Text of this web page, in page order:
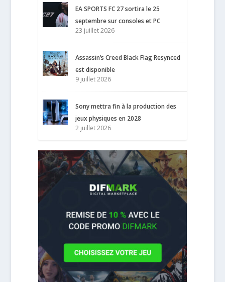
EA SPORTS FC 27 sortira le 25
septembre sur consoles et PC
23 juillet 2026
Assassin’s Creed Black Flag Resynced
est disponible
9 juillet 2026
Sony mettra fin à la production des
jeux physiques en 2028
2 juillet 2026